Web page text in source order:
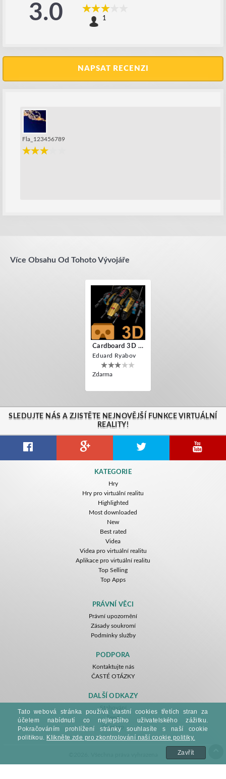
3.0 1
NAPSAT RECENZI
Fla_123456789
Více Obsahu Od Tohoto Vývojáře
Cardboard 3D VR Space FPS Game
Eduard Ryabov
Zdarma
SLEDUJTE NÁS A ZJISTĚTE NEJNOVĚJŠÍ FUNKCE VIRTUÁLNÍ
REALITY!
KATEGORIE
Hry
Hry pro virtuální realitu
Highlighted
Most downloaded
New
Best rated
Videa
Videa pro virtuální realitu
Aplikace pro virtuální realitu
Top Selling
Top Apps
PRÁVNÍ VĚCI
Právní upozornění
Zásady soukromí
Podmínky služby
PODPORA
Kontaktujte nás
ČASTÉ OTÁZKY
DALŠÍ ODKAZY
Stahování
Feed
Sitemap
Tato webová stránka používá vlastní cookies třetích stran za
účelem nabídnutí co nejlepšího uživatelského zážitku.
Pokračováním prohlížení stránky souhlasíte s naší cookie
politikou. Klikněte zde pro zkontrolování naší cookie politiky.
Zavřít